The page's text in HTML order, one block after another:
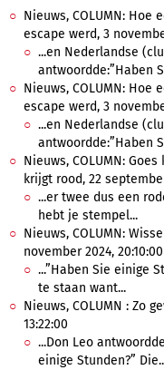
Nieuws, COLUMN:
escape werd, 3
...en Nederlandse
antwoordde:”Haben
Nieuws, COLUMN:
escape werd, 3
...en Nederlandse
antwoordde:”Haben
Nieuws, COLUMN:
krijgt rood, 22
...er twee dus een
hebt je stempel...
Nieuws, COLUMN:
november 2024, 20:10:00
...”Haben Sie einige
te staan want...
Nieuws, COLUMN : Zo
13:22:00
...Don Leo
einige Stunden?”